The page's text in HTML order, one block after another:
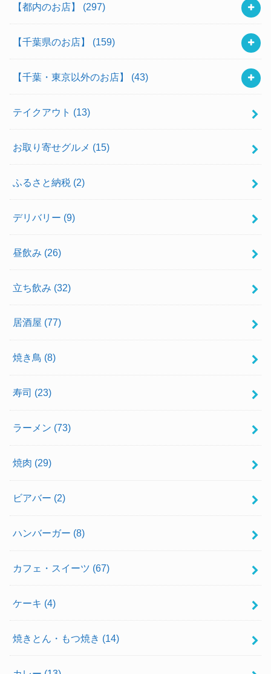
【都内のお店】 (297)
【千葉県のお店】 (159)
【千葉・東京以外のお店】 (43)
テイクアウト (13)
お取り寄せグルメ (15)
ふるさと納税 (2)
デリバリー (9)
昼飲み (26)
立ち飲み (32)
居酒屋 (77)
焼き鳥 (8)
寿司 (23)
ラーメン (73)
焼肉 (29)
ビアバー (2)
ハンバーガー (8)
カフェ・スイーツ (67)
ケーキ (4)
焼きとん・もつ焼き (14)